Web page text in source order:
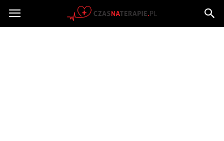
Czasnaterapie.pl